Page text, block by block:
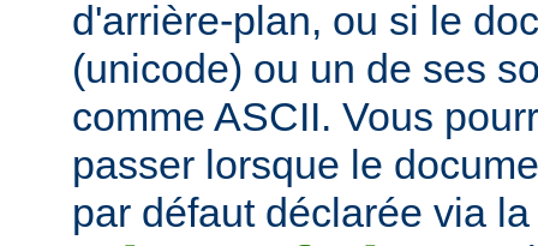
d'arrière-plan, ou si le
(unicode) ou un de ses
comme ASCII. Vous
passer lorsque le
par défaut déclarée via